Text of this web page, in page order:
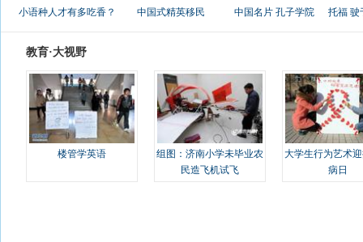
小语种人才有多吃香？ 中国式精英移民 中国名片 孔子学院 托福 驶
教育·大视野
楼管学英语
组图：济南小学未毕业农
民造飞机试飞
大学生行为艺术
病日